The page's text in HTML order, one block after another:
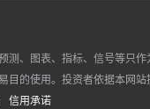
测、图表、指标、信号等只
目的使用。投资者依据本网
信用承诺